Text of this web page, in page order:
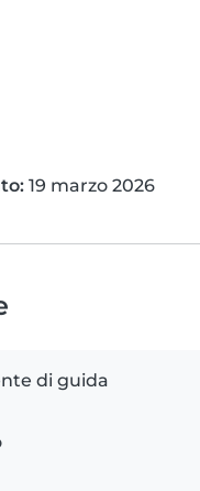
19 marzo 2026
di guida